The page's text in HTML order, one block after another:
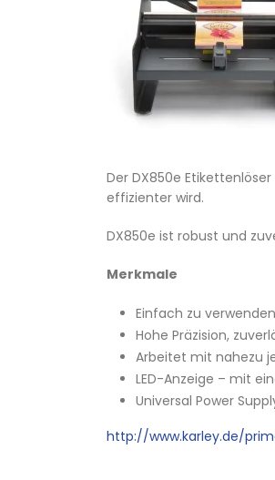
Der DX850e
effizienter wird.
DX850e ist robust und
Merkmale
Einfach zu
Hohe Präzision,
Arbeitet mit nahezu
LED-Anzeige – mit
Universal Power
http://www.karley.de/